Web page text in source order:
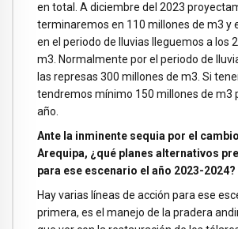
en total. A diciembre del 2023
terminaremos en 110 millones de m3 y
en el periodo de lluvias lleguemos a los
m3. Normalmente por el periodo de
las represas 300 millones de m3. Si
tendremos mínimo 150 millones de m3
año.
Ante la inminente sequia por el
Arequipa, ¿qué planes alternativos
para ese escenario el año 2023-2024?
Hay varias líneas de acción para ese
primera, es el manejo de la pradera